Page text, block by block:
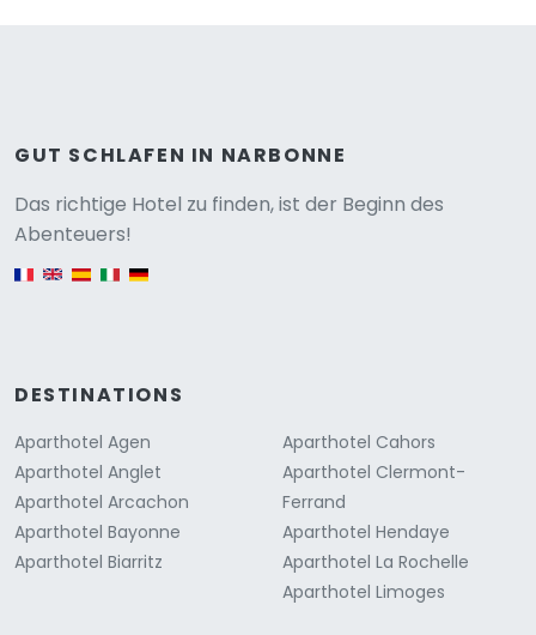
GUT SCHLAFEN IN NARBONNE
Das richtige Hotel zu finden, ist der Beginn des
Abenteuers!
DESTINATIONS
Aparthotel Agen
Aparthotel Anglet
Aparthotel Arcachon
Aparthotel Bayonne
Aparthotel Biarritz
Aparthotel Cahors
Aparthotel Clermont-
Ferrand
Aparthotel Hendaye
Aparthotel La Rochelle
Aparthotel Limoges